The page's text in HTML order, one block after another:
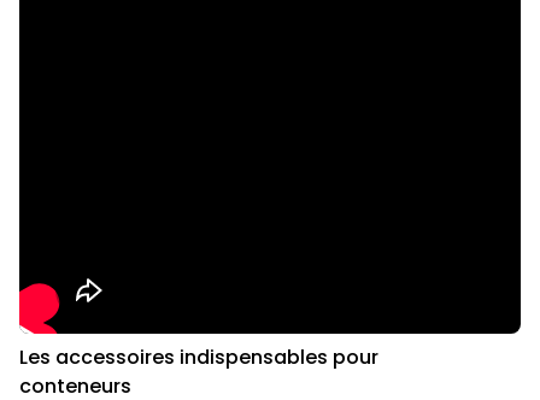
Les accessoires indispensables pour
conteneurs